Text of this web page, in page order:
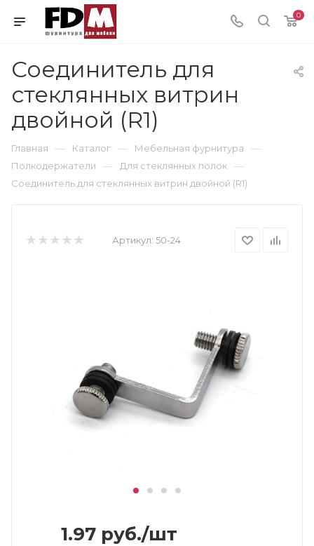
0
Соединитель для
стеклянных витрин
двойной (R1)
Главная — Каталог — Мебельная фурнитура —
Полкодержатели — Для стеклянных полок —
Соединитель для стеклянных витрин двойной (R1)
Артикул: 50-24
1.97 руб./шт